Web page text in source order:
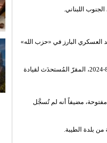
العسكري البارز في «حزب الله»
وقال «حزب الله»، في بيان، فجر اليوم، إنّه «ردّاً على اعتداءات العدوّ الإسرائيلي (...)، قصفت المقاومة، يوم الاثنين 12-8-2024، المقرّ المُستحدَث لقيادة
في مناطق مفتوحة، مضيفاً أنه لم تُسجَّل
بلدة الطيبة.